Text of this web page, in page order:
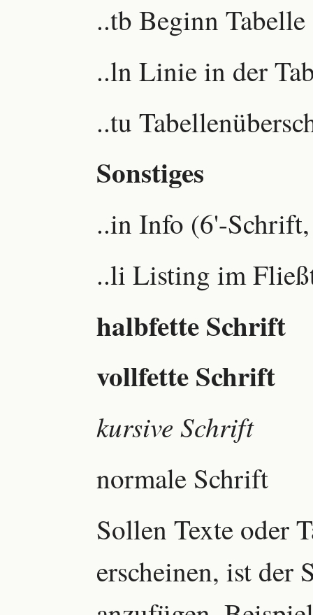
..tb Beginn Tabelle
..ln Linie in der
..tu
Sonstiges
..in Info (6'-
..li Listing im
halbfette Schrift
vollfette Schrift
kursive Schrift
normale Schrift
Sollen Texte oder
erscheinen, ist der